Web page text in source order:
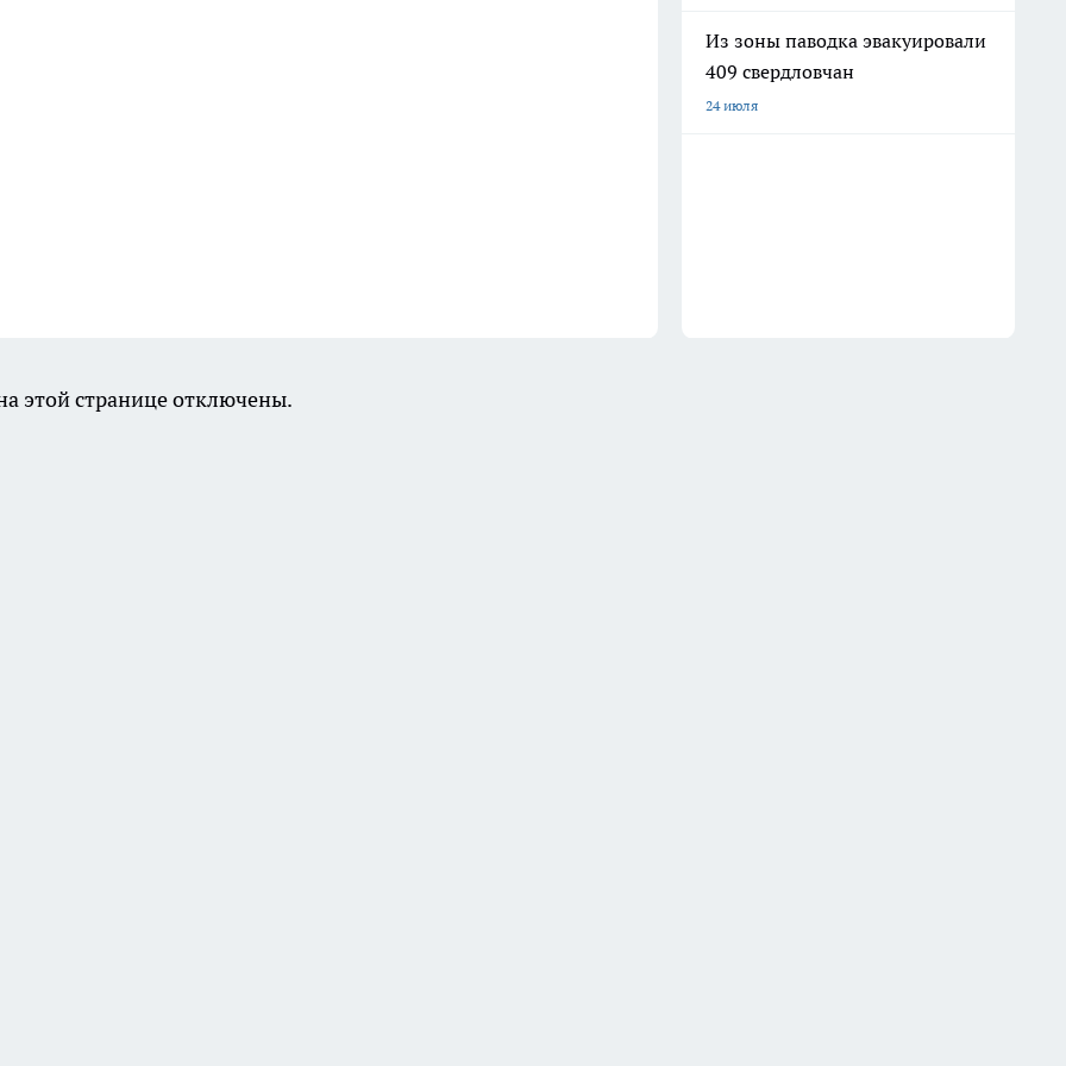
Из зоны паводка эвакуировали
409 свердловчан
24 июля
этой странице отключены.